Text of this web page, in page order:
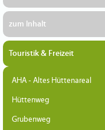
zum Inhalt
Touristik & Freizeit
AHA - Altes Hüttenareal
Hüttenweg
Grubenweg